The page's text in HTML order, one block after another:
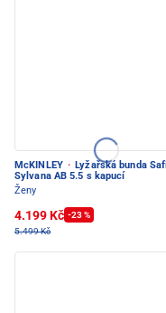
McKINLEY · Lyžařská bunda
Sylvana AB 5.5 s kapucí
Ženy
4.199 Kč -23 %
5.499 Kč